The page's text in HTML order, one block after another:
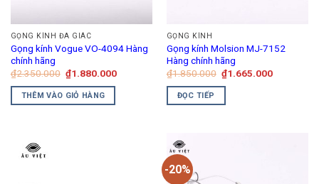
GỌNG KÍNH ĐA GIÁC
Gọng kính Vogue VO-4094 Hàng
chính hãng
₫2.350.000 Giá
gốc
là:
₫2.350.000.
₫1.880.000Giá
THÊM VÀO GIỎ HÀNG
GỌNG KÍNH
Gọng kính Molsion MJ-7152
Hàng chính hãng
₫1.850.000 Giá
gốc
là:
₫1.665.000Giá
ĐỌC TIẾP
-20%